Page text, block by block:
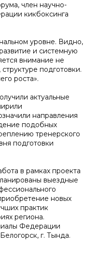
член научно-
кикбоксинга
уровне. Видно,
и системную
внимание не
подготовки.
роста».
актуальные
направления
подобных
тренерского
подготовки
в рамках проекта
выездные
новых
практик
региона.
Федерации
г. Тында.